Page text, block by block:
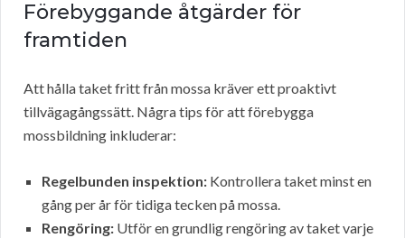
Förebyggande åtgärder för
framtiden
Att hålla taket fritt från mossa kräver ett proaktivt
tillvägagångssätt. Några tips för att förebygga
mossbildning inkluderar:
Regelbunden inspektion: Kontrollera taket minst en
gång per år för tidiga tecken på mossa.
Rengöring: Utför en grundlig rengöring av taket varje